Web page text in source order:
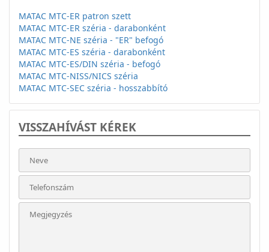
MATAC MTC-ER patron szett
MATAC MTC-ER széria - darabonként
MATAC MTC-NE széria - "ER" befogó
MATAC MTC-ES széria - darabonként
MATAC MTC-ES/DIN széria - befogó
MATAC MTC-NISS/NICS széria
MATAC MTC-SEC széria - hosszabbító
VISSZAHÍVÁST KÉREK